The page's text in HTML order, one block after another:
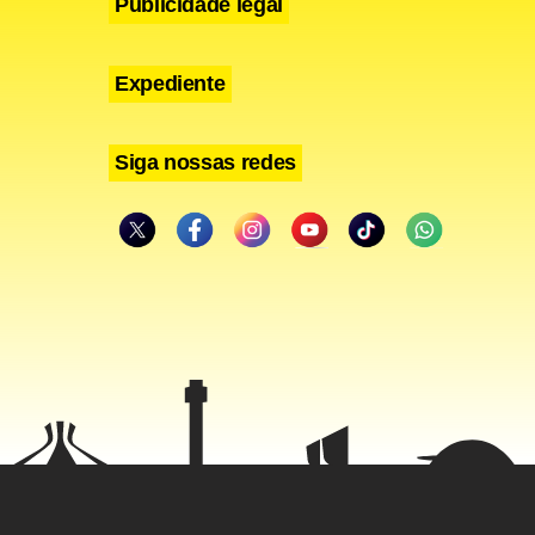
um
Expediente
Siga nossas redes